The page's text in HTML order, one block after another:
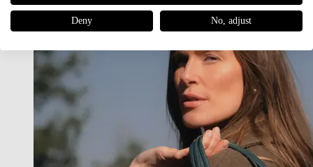
Deny No, adjust